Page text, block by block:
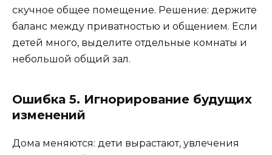
скучное общее помещение. Решение: держите
баланс между приватностью и общением. Если
детей много, выделите отдельные комнаты и
небольшой общий зал.
Ошибка 5. Игнорирование будущих
изменений
Дома меняются: дети вырастают, увлечения